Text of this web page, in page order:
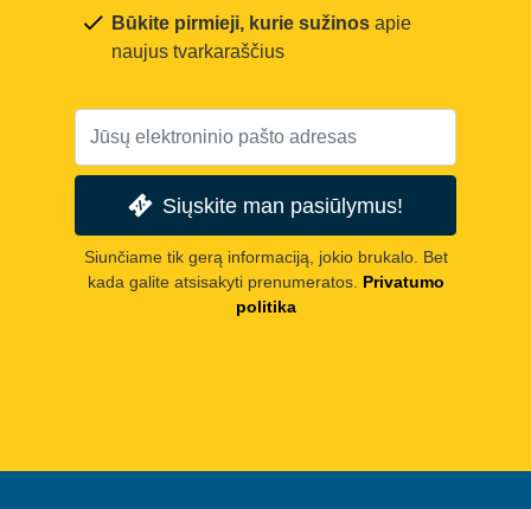
Būkite pirmieji, kurie sužinos apie
naujus tvarkaraščius
Siųskite man pasiūlymus!
Siunčiame tik gerą informaciją, jokio brukalo. Bet
kada galite atsisakyti prenumeratos. Privatumo
politika